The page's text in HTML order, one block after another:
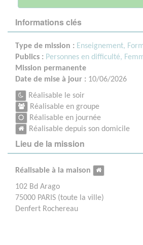
Informations clés
Type de mission : Enseignement,
Publics : Personnes en difficulté,
Mission permanente
Date de mise à jour : 10/06/2026
Réalisable le soir
Réalisable en groupe
Réalisable en journée
Réalisable depuis son domicile
Lieu de la mission
Réalisable à la maison
102 Bd Arago
75000 PARIS (toute la ville)
Denfert Rochereau